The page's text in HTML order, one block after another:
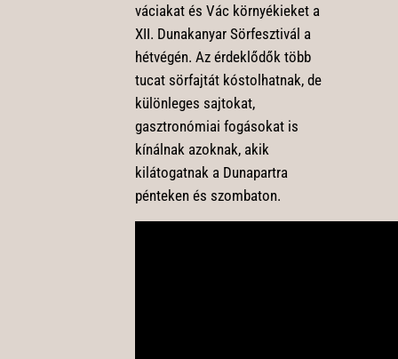
váciakat és Vác környékieket a
XII. Dunakanyar Sörfesztivál a
hétvégén. Az érdeklődők több
tucat sörfajtát kóstolhatnak, de
különleges sajtokat,
gasztronómiai fogásokat is
kínálnak azoknak, akik
kilátogatnak a Dunapartra
pénteken és szombaton.